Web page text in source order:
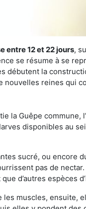
entre 12 et 22 jours,
se résume à se
la
reines qui
la Guêpe
disponibles au
sucré, ou encore
pas de
d’autres
muscles,